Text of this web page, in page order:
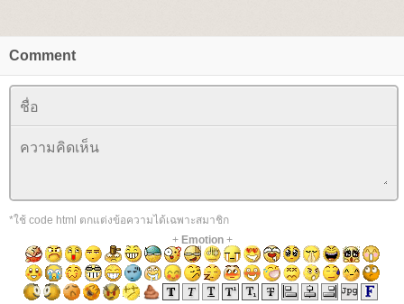
Comment
*ใช้ code html ตกแต่งข้อความได้เฉพาะสมาชิก
+ Emotion+